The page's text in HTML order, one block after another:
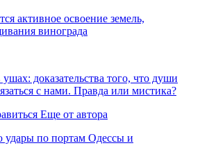
активное освоение земель,
винограда
доказательства того, что души
с нами. Правда или мистика?
Еще от автора
по портам Одессы и